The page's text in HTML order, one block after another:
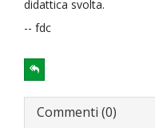
didattica svolta.
-- fdc
Commenti (0)